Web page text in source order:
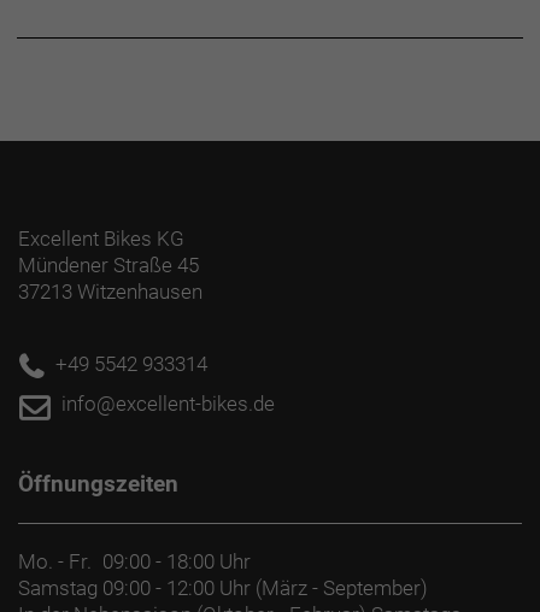
Excellent Bikes KG
Mündener Straße 45
37213 Witzenhausen
+49 5542 933314
info@excellent-bikes.de
Öffnungszeiten
Mo. - Fr. 09:00 - 18:00 Uhr
Samstag 09:00 - 12:00 Uhr (März - September)